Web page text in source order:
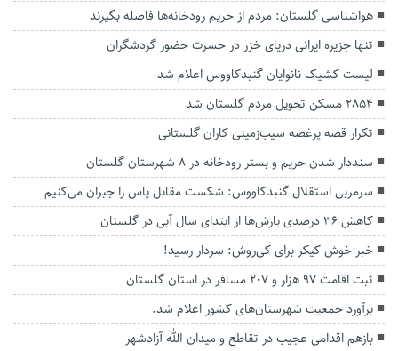
هواشناسی گلستان: مردم از حریم رودخانه‌ها فاصله بگیرند
تنها جزیره ایرانی دریای خزر در حسرت حضور گردشگران
لیست کشیک نانوایان گنبدکاووس اعلام شد
۲۸۵۴ مسکن تحویل مردم گلستان شد
تکرار قصه پرغصه سیب‌زمینی کاران گلستانی
سنددار شدن حریم و بستر رودخانه در ۸ شهرستان گلستان
سرمربی استقلال گنبدکاووس: شکست مقابل پاس را جبران می‌کنیم
کاهش ۳۶ درصدی بارش‌ها از ابتدای سال آبی در گلستان
خبر خوش کیکر برای کی‌روش: سردار رسید!
ثبت اقامت ۹۷ هزار و ۲۰۷ مسافر در استان گلستان
برآورد جمعیت شهرستان‌های کشور اعلام شد.
بازهم اقدامی عجیب در تقاطع و میدان الله آزادشهر